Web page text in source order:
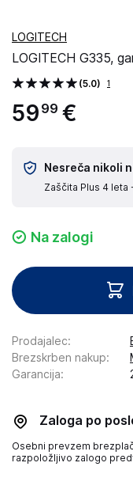
LOGITECH
LOGITECH G335,
(5.0) 1
59 99 €
Nesreča nikoli
Zaščita Plus 4 leta
Na zalogi
Prodajalec:
Brezskrben nakup:
Garancija:
Zaloga po
Osebni prevzem
razpoložljivo zalogo